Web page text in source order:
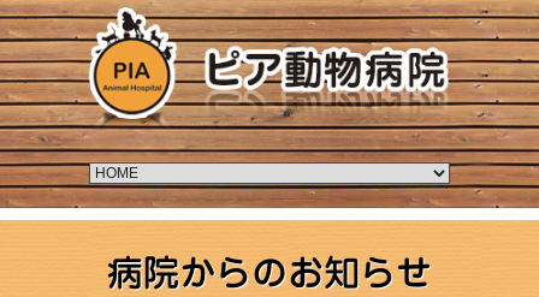
病院からのお知らせ